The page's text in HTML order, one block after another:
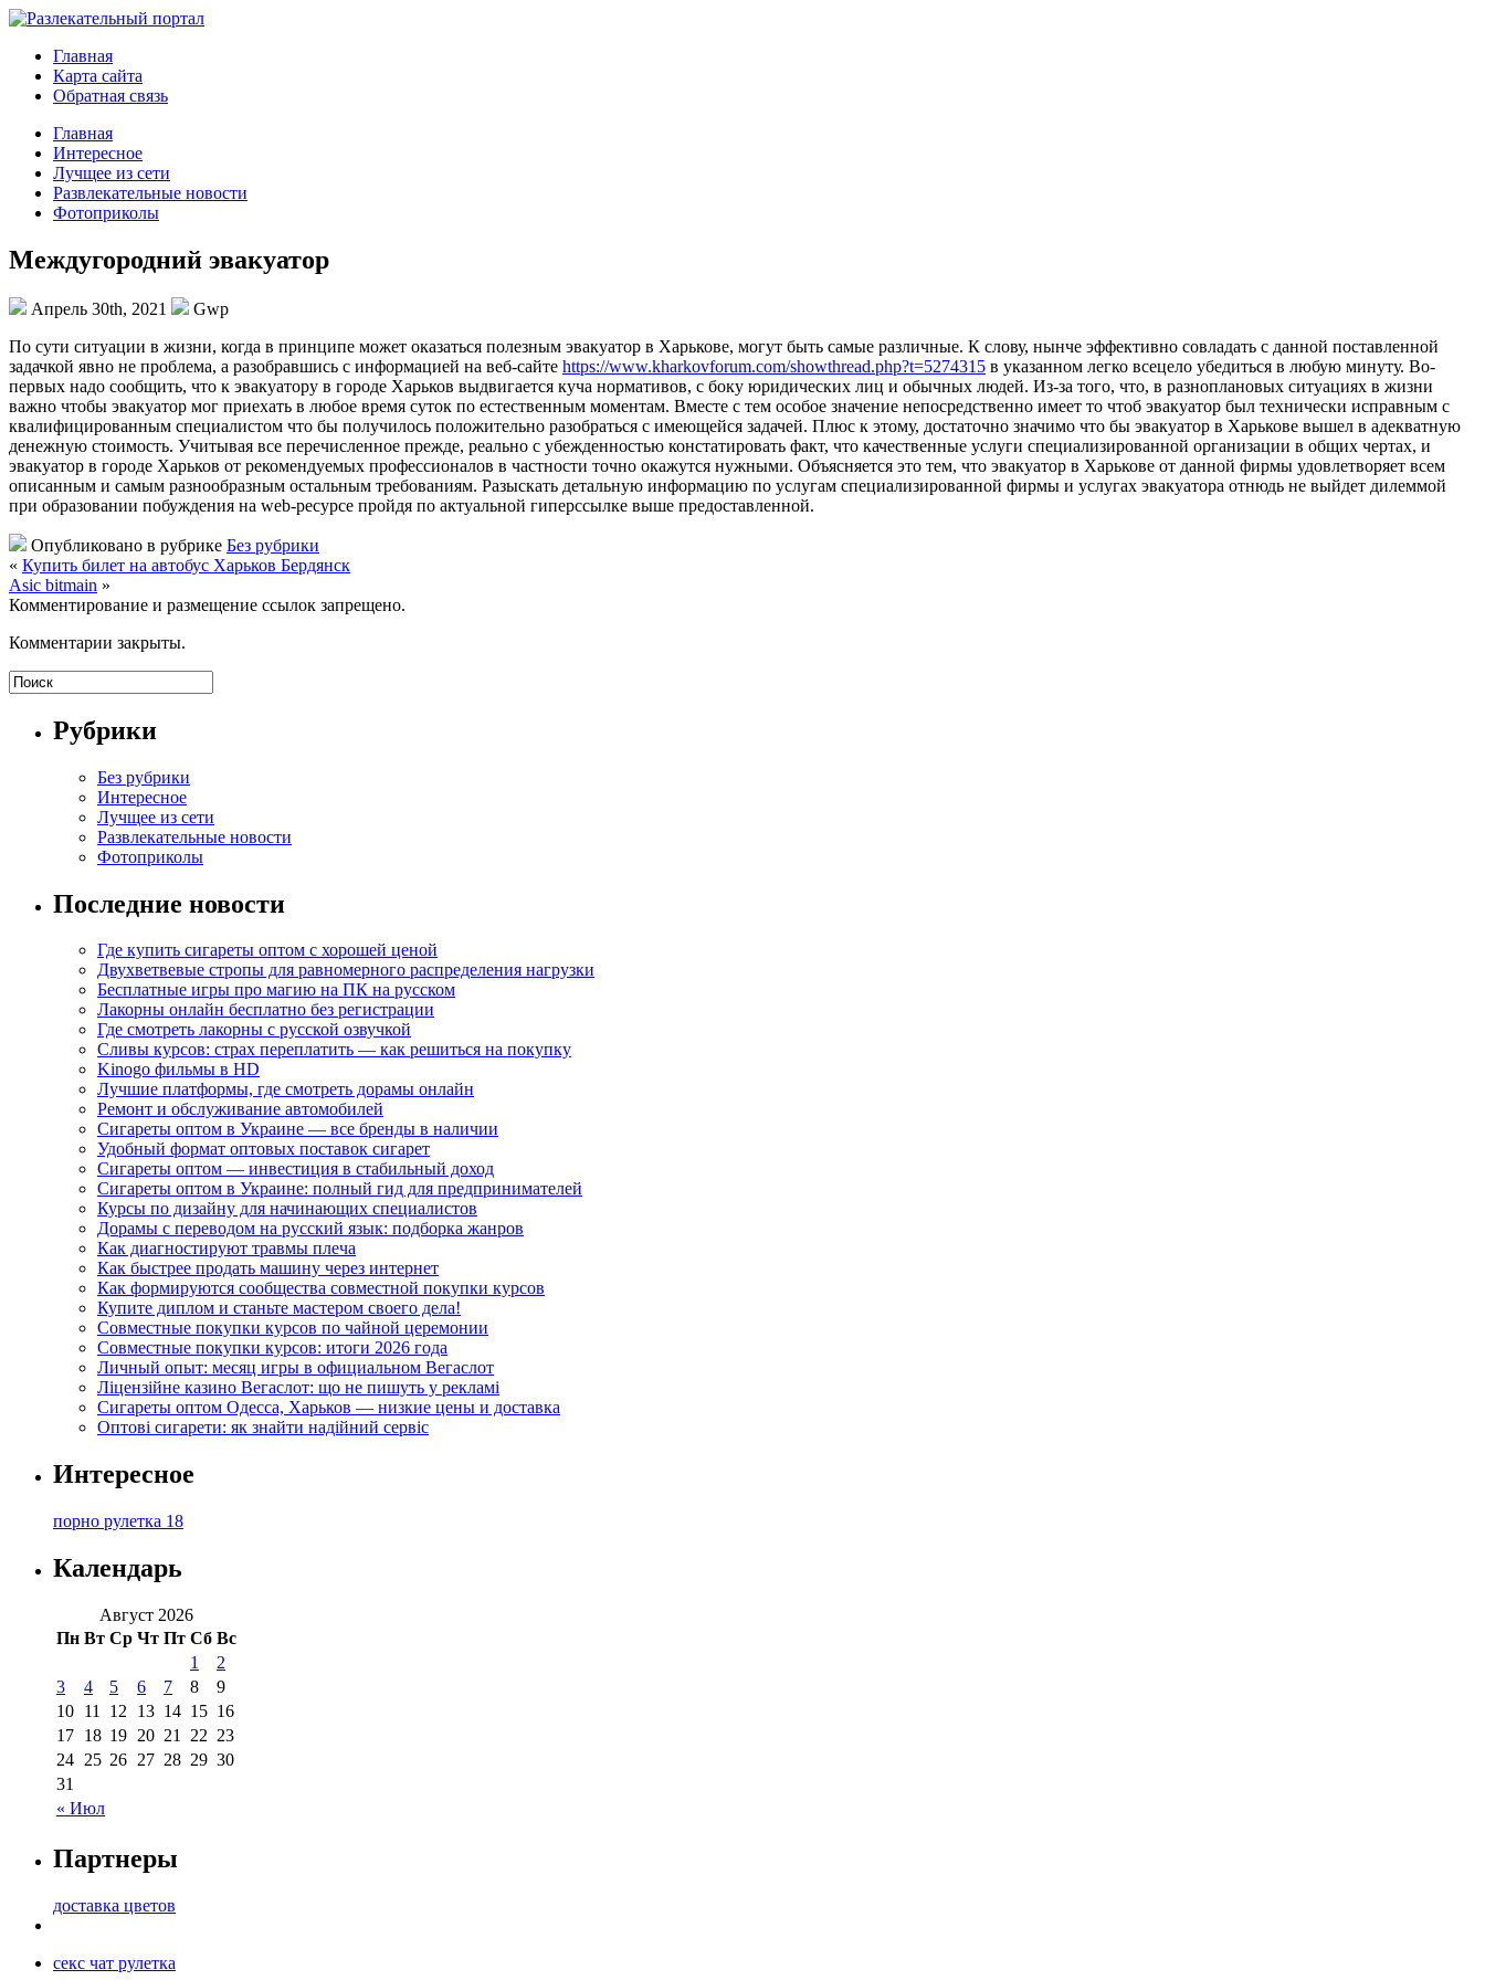
Главная
Карта сайта
Обратная связь
Главная
Интересное
Лучщее из сети
Развлекательные новости
Фотоприколы
Междугородний эвакуатор
Апрель 30th, 2021
Gwp
Пo сути ситуaции в жизни, когда в принципе может оказаться полезным эвакуатор в Харькове, могут быть самые различные. К слову, нынче эффективно совладать с данной поставленной
задачкой явно не проблема, а разобравшись с информацией на веб-сайте https://www.kharkovforum.com/showthread.php?t=5274315 в указанном легко всецело убедиться в любую минуту. Во-
первых надо сообщить, что к эвакуатору в городе Харьков выдвигается куча нормативов, с боку юридических лиц и обычных людей. Из-за того, что, в разноплановых ситуациях в жизни
важно чтобы эвакуатор мог приехать в любое время суток по естественным моментам. Вместе с тем особое значение непосредственно имеет то чтоб эвакуатор был технически исправным с
квалифицированным специалистом что бы получилось положительно разобраться с имеющейся задачей. Плюс к этому, достаточно значимо что бы эвакуатор в Харькове вышел в адекватную
денежную стоимость. Учитывая все перечисленное прежде, реально с убежденностью констатировать факт, что качественные услуги специализированной организации в общих чертах, и
эвакуатор в городе Харьков от рекомендуемых профессионалов в частности точно окажутся нужными. Объясняется это тем, что эвакуатор в Харькове от данной фирмы удовлетворяет всем
описанным и самым разнообразным остальным требованиям. Разыскать детальную информацию по услугам специализированной фирмы и услугах эвакуатора отнюдь не выйдет дилеммой
при образовании побуждения на web-ресурсе пройдя по актуальной гиперссылке выше предоставленной.
Опубликовано в рубрике Без рубрики
« Купить билет на автобус Харьков Бердянск
Asic bitmain »
Комментирование и размещение ссылок запрещено.
Комментарии закрыты.
Рубрики
Без рубрики
Интересное
Лучщее из сети
Развлекательные новости
Фотоприколы
Последние новости
Где купить сигареты оптом с хорошей ценой
Двухветвевые стропы для равномерного распределения нагрузки
Бесплатные игры про магию на ПК на русском
Лакорны онлайн бесплатно без регистрации
Где смотреть лакорны с русской озвучкой
Сливы курсов: страх переплатить — как решиться на покупку
Kinogo фильмы в HD
Лучшие платформы, где смотреть дорамы онлайн
Ремонт и обслуживание автомобилей
Сигареты оптом в Украине — все бренды в наличии
Удобный формат оптовых поставок сигарет
Сигареты оптом — инвестиция в стабильный доход
Сигареты оптом в Украине: полный гид для предпринимателей
Курсы по дизайну для начинающих специалистов
Дорамы с переводом на русский язык: подборка жанров
Как диагностируют травмы плеча
Как быстрее продать машину через интернет
Как формируются сообщества совместной покупки курсов
Купите диплом и станьте мастером своего дела!
Совместные покупки курсов по чайной церемонии
Совместные покупки курсов: итоги 2026 года
Личный опыт: месяц игры в официальном Вегаслот
Ліцензійне казино Вегаслот: що не пишуть у рекламі
Сигареты оптом Одесса, Харьков — низкие цены и доставка
Оптові сигарети: як знайти надійний сервіс
Интересное
порно рулетка 18
Календарь
Август 2026
Пн Вт Ср Чт Пт Сб Вс
« Июл
1
2
3
4 5 6 7 8
9
10 11 12 13 14 15 16
17 18 19 20 21 22 23
24 25 26 27 28 29 30
31
Партнеры
доставка цветов
секс чат рулетка